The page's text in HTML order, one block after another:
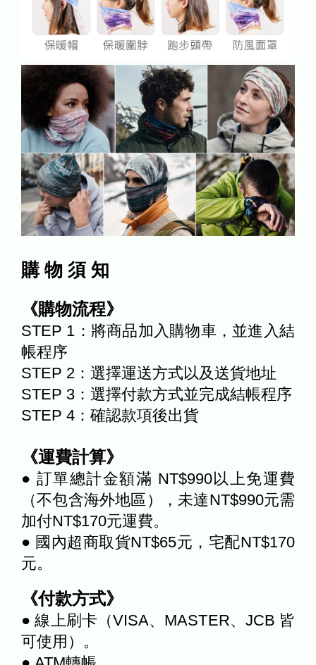
購 物 須 知
《購物流程》
STEP 1：將商品加入購物車，並進入結
帳程序
STEP 2：選擇運送方式以及送貨地址
STEP 3：選擇付款方式並完成結帳程序
STEP 4：確認款項後出貨
《運費計算》
● 訂單總計金額滿 NT$990以上免運費
（不包含海外地區），未達NT$990元需
加付NT$170元運費。
● 國內超商取貨NT$65元，宅配NT$170
元。
《付款方式》
● 線上刷卡（VISA、MASTER、JCB 皆
可使用）。